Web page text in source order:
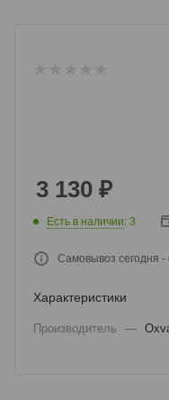
3 130 ₽
Есть в наличии: 3
Самовывоз сегодня -
Характеристики
Производитель —